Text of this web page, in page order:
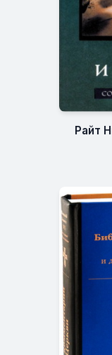
Райт